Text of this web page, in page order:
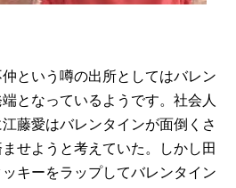
という噂の出所としてはバレン
となっているようです。社会人
藤愛はバレンタインが面倒くさ
せようと考えていた。しかし田
キーをラップしてバレンタイン